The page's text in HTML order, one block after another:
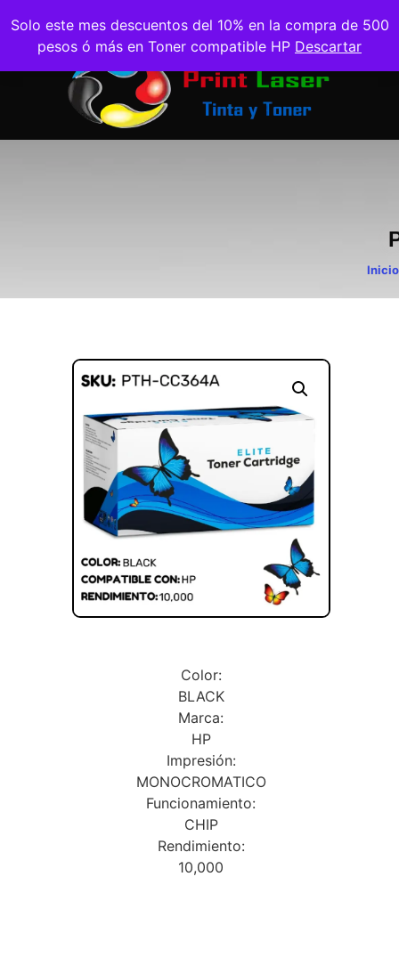
Solo este mes descuentos del 10% en la compra de 500
pesos ó más en Toner compatible HP Descartar
Inicio
Color:
BLACK
Marca:
HP
Impresión:
MONOCROMATICO
Funcionamiento:
CHIP
Rendimiento:
10,000